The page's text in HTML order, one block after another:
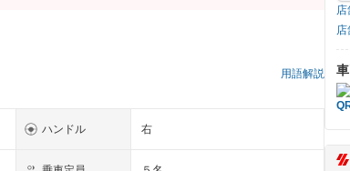
用語解説
ハンドル 右